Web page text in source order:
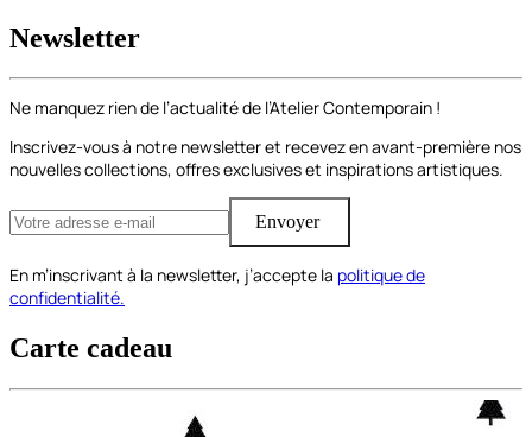
Newsletter
Ne manquez rien de l’actualité de l’Atelier Contemporain !
Inscrivez-vous à notre newsletter et recevez en avant-première nos
nouvelles collections, offres exclusives et inspirations artistiques.
Envoyer
En m’inscrivant à la newsletter, j’accepte la politique de
confidentialité.
Carte cadeau